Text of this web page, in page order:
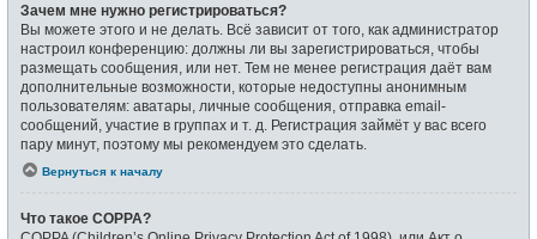
Зачем мне нужно регистрироваться?
Вы можете этого и не делать. Всё зависит от того, как администратор
настроил конференцию: должны ли вы зарегистрироваться, чтобы
размещать сообщения, или нет. Тем не менее регистрация даёт вам
дополнительные возможности, которые недоступны анонимным
пользователям: аватары, личные сообщения, отправка email-
сообщений, участие в группах и т. д. Регистрация займёт у вас всего
пару минут, поэтому мы рекомендуем это сделать.
Вернуться к началу
Что такое COPPA?